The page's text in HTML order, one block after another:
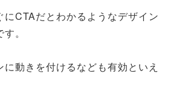
CTAだとわかるようなデザイン
。
動きを付けるなども有効といえ